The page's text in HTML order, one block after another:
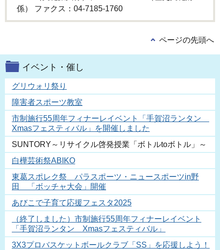
係） ファクス：04-7185-1760
ページの先頭へ
イベント・催し
グリウォリ祭り
障害者スポーツ教室
市制施行55周年フィナーレイベント「手賀沼ランタン
Xmasフェスティバル」を開催しました
SUNTORY～リサイクル啓発授業「ボトルtoボトル」～
白樺芸術祭ABIKO
東葛スポレク祭 パラスポーツ・ニュースポーツin野
田 「ボッチャ大会」開催
あびこで子育て応援フェスタ2025
（終了しました）市制施行55周年フィナーレイベント
「手賀沼ランタン Xmasフェスティバル」
3X3プロバスケットボールクラブ「SS」を応援しよう！